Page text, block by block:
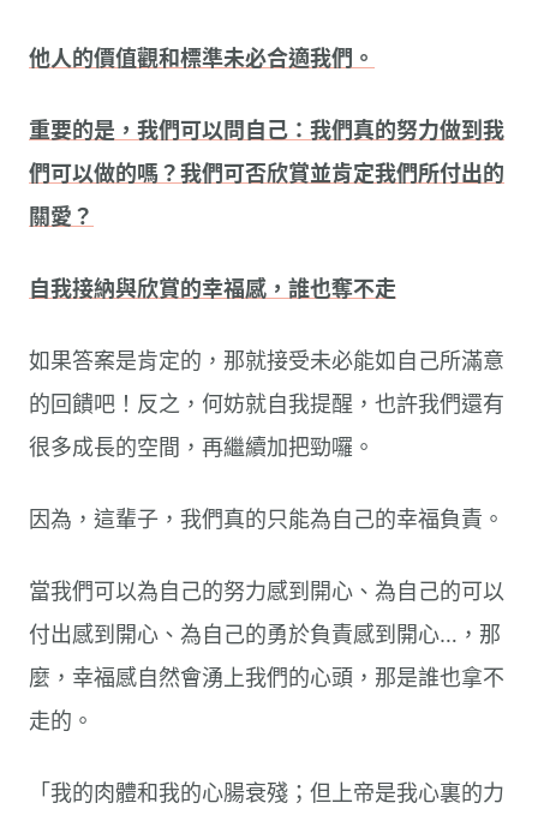
他人的價值觀和標準未必合適我們。
重要的是，我們可以問自己：我們真的努力做到我
們可以做的嗎？我們可否欣賞並肯定我們所付出的
關愛？
自我接納與欣賞的幸福感，誰也奪不走
如果答案是肯定的，那就接受未必能如自己所滿意
的回饋吧！反之，何妨就自我提醒，也許我們還有
很多成長的空間，再繼續加把勁囉。
因為，這輩子，我們真的只能為自己的幸福負責。
當我們可以為自己的努力感到開心、為自己的可以
付出感到開心、為自己的勇於負責感到開心…，那
麼，幸福感自然會湧上我們的心頭，那是誰也拿不
走的。
「我的肉體和我的心腸衰殘；但上帝是我心裏的力